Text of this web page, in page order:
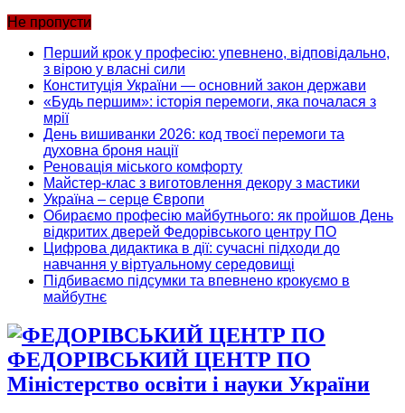
Не пропусти
Перший крок у професію: упевнено, відповідально,
з вірою у власні сили
Конституція України — основний закон держави
«Будь першим»: історія перемоги, яка почалася з
мрії
День вишиванки 2026: код твоєї перемоги та
духовна броня нації
Реновація міського комфорту
Майстер-клас з виготовлення декору з мастики
Україна – серце Європи
Обираємо професію майбутнього: як пройшов День
відкритих дверей Федорівського центру ПО
Цифрова дидактика в дії: сучасні підходи до
навчання у віртуальному середовищі
Підбиваємо підсумки та впевнено крокуємо в
майбутнє
ФЕДОРІВСЬКИЙ ЦЕНТР ПО
Міністерство освіти і науки України